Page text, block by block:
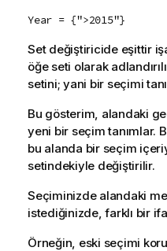
Year = {">2015"}
Set değiştiricide eşittir
öğe seti olarak
setini; yani bir seçimi
Bu gösterim, alandaki
yeni bir seçim tanımlar.
bu alanda bir seçim
setindekiyle değiştirilir.
Seçiminizde alandaki
istediğinizde, farklı bir
Örneğin, eski seçimi